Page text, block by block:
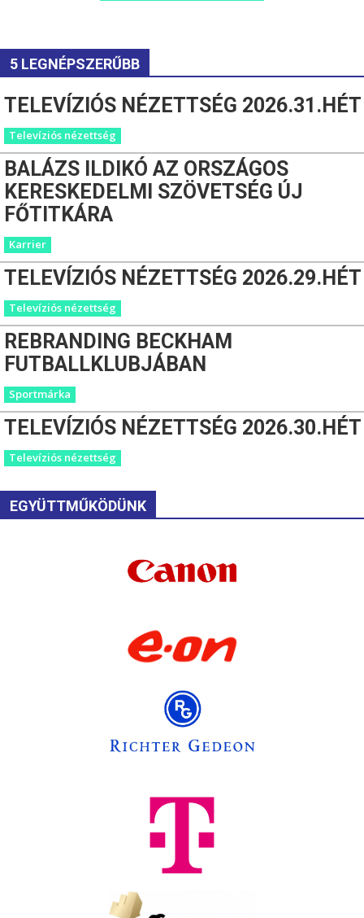
5 LEGNÉPSZERŰBB
TELEVÍZIÓS NÉZETTSÉG 2026.31.HÉT
Televíziós nézettség
BALÁZS ILDIKÓ AZ ORSZÁGOS
KERESKEDELMI SZÖVETSÉG ÚJ
FŐTITKÁRA
Karrier
TELEVÍZIÓS NÉZETTSÉG 2026.29.HÉT
Televíziós nézettség
REBRANDING BECKHAM
FUTBALLKLUBJÁBAN
Sportmárka
TELEVÍZIÓS NÉZETTSÉG 2026.30.HÉT
Televíziós nézettség
EGYÜTTMŰKÖDÜNK